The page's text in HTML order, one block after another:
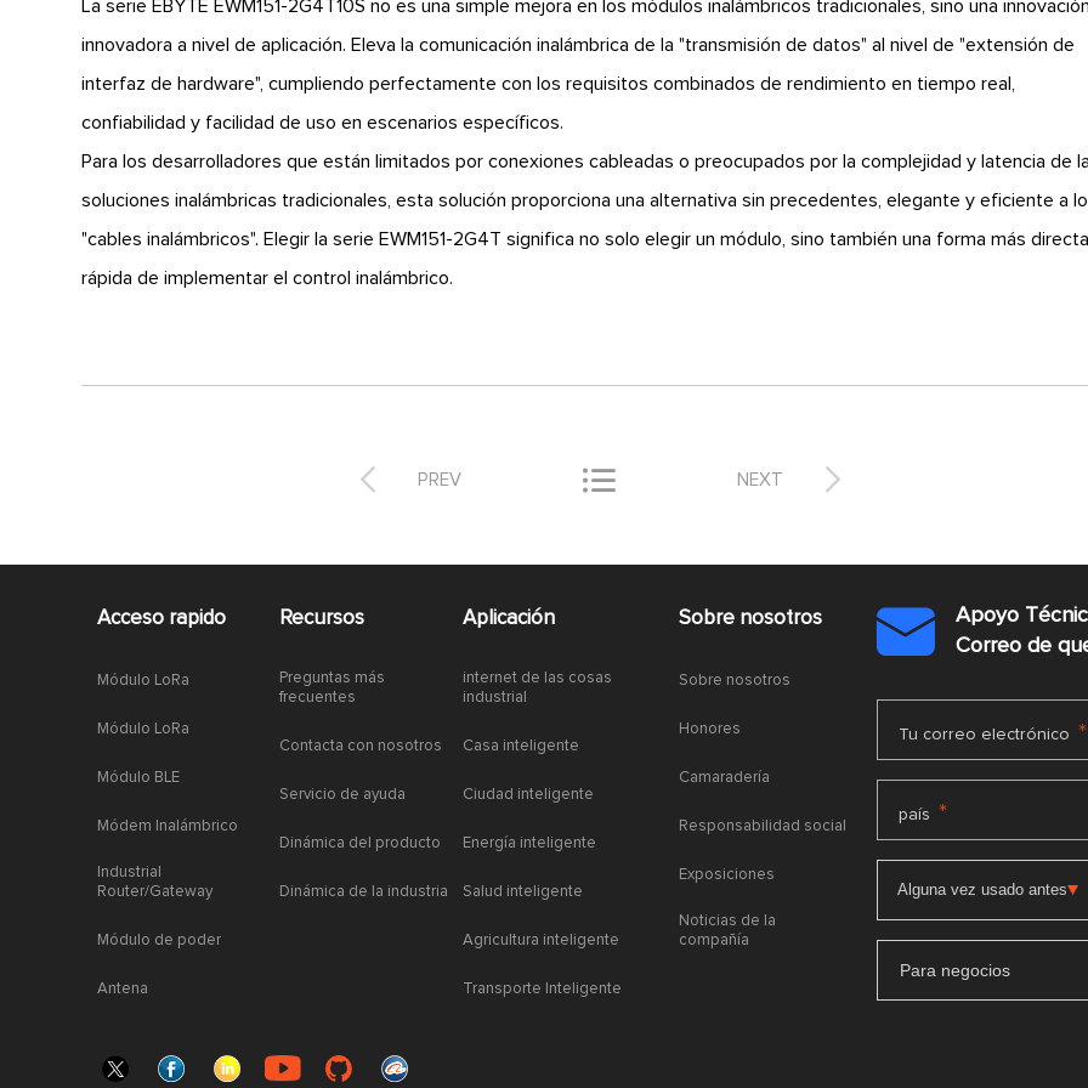
La serie EBYTE EWM151-2G4T10S no es una simple mejora en los módulos inalámbricos tradicionales, sino una innovación
innovadora a nivel de aplicación. Eleva la comunicación inalámbrica de la "transmisión de datos" al nivel de "extensión de
interfaz de hardware", cumpliendo perfectamente con los requisitos combinados de rendimiento en tiempo real,
confiabilidad y facilidad de uso en escenarios específicos.
Para los desarrolladores que están limitados por conexiones cableadas o preocupados por la complejidad y latencia de
soluciones inalámbricas tradicionales, esta solución proporciona una alternativa sin precedentes, elegante y eficiente a
"cables inalámbricos". Elegir la serie EWM151-2G4T significa no solo elegir un módulo, sino también una forma más
rápida de implementar el control inalámbrico.
 PREV  
NEXT
Acceso rapido
Módulo LoRa
Módulo LoRa
Módulo BLE
Módem Inalámbrico
Industrial
Router/Gateway
Módulo de poder
Antena
Recursos
Preguntas más
frecuentes
Contacta con nosotros
Servicio de ayuda
Dinámica del producto
Dinámica de la industria
Aplicación
internet de las cosas
industrial
Casa inteligente
Ciudad inteligente
Energía inteligente
Salud inteligente
Agricultura inteligente
Transporte Inteligente
Sobre nosotros
Sobre nosotros
Honores
Camaradería
Responsabilidad social
Exposiciones
Noticias de la
compañía

Apoyo
Correo de
Tu correo electrónico *
país *
Para negocios